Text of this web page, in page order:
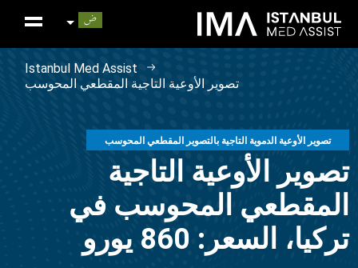
Istanbul Med Assist
تصوير الأوعية التاجية المقطعي المحوسب
تصوير الأوعية الدموية التاجية بالتصوير المقطعي المحوسب
تصوير الأوعية التاجية
المقطعي المحوسب في
تركيا، السعر: 860 يورو